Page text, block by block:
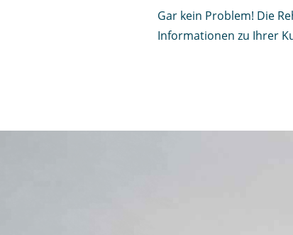
Gar kein Problem! Die
Informationen zu Ihrer